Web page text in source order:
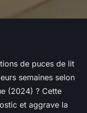
signaux
à
de puces de lit
semaines selon
(2024) ? Cette
et aggrave la